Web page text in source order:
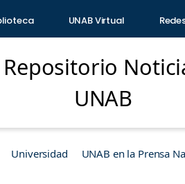
UNAB Virtual
Repositorio
UNAB
Universidad UNAB en la Prensa